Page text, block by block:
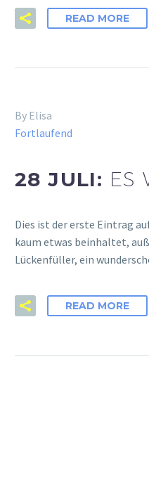
READ MORE
By Elisa
Fortlaufend
28 JULI: ES
Dies ist der erste Eintrag
kaum etwas beinhaltet,
Lückenfüller, ein
READ MORE